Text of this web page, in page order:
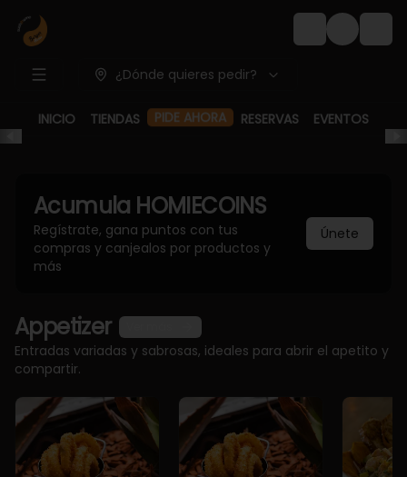
Login
¿Dónde quieres pedir?
INICIO TIENDAS PIDE AHORA RESERVAS EVENTOS
Acumula HOMIECOINS
Regístrate, gana puntos con tus
compras y canjealos por productos y
más
Únete
Appetizer
Entradas variadas y sabrosas, ideales para abrir el apetito y
compartir.